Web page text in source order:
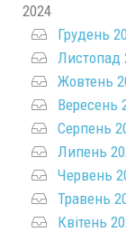
2024
Грудень
Листопад
Жовтень
Вересень
Серпень
Липень
Червень
Травень
Квітень